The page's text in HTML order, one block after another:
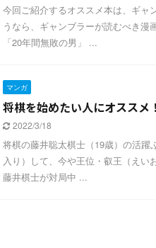
今回ご紹介するオススメ本は、ギャ
うなら、ギャンブラーが読むべき
「20年間無敗の男」 ...
マンガ
将棋を始めたい人にオススメ！
2022/3/18
将棋の藤井聡太棋士（19歳）の活躍
入り）して、今や王位・叡王（えい
藤井棋士が対局中 ...